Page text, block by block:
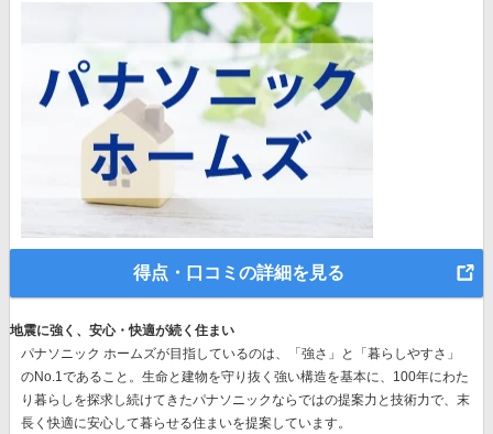
得点・口コミの詳細を見る
地震に強く、安心・快適が続く住まい
パナソニック ホームズが目指しているのは、「強さ」と「暮らしやすさ」
のNo.1であること。生命と建物を守り抜く強い構造を基本に、 100年にわた
り暮らしを探求し続けてきたパナソニックならではの提案力と技術力で、末
長く快適に安心して暮らせる住まいを提案しています。